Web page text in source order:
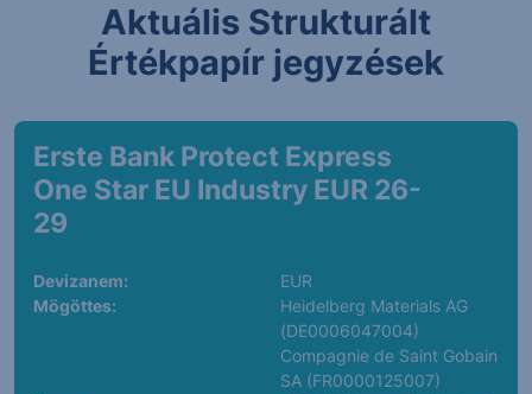
Aktuális Strukturált
Értékpapír jegyzések
Erste Bank Protect Express
One Star EU Industry EUR 26-
29
Devizanem:
EUR
Mögöttes:
Heidelberg Materials AG
(DE0006047004)
Compagnie de Saint Gobain
SA (FR0000125007)